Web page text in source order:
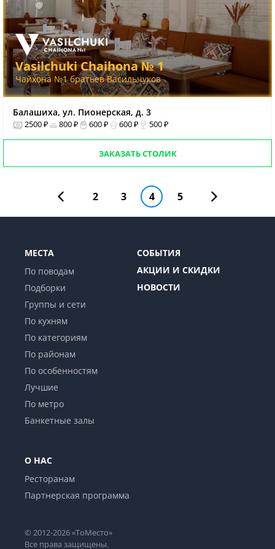
Vasilchuki Chaihona № 1
Чайхона №1 братьев Васильчуков
Балашиха, ул. Пионерская, д. 3
2500 ₽ 800 ₽ 600 ₽ 600 ₽ 500 ₽
ЗАКАЗАТЬ СТОЛИК
2 3 4 5
МЕСТА
По поводам
Подборки
Группы и сети
По кухням
По категориям
По районам
По особенностям
Лучшие
По метро
Банкетные залы
СОБЫТИЯ
АКЦИИ И СКИДКИ
НОВОСТИ
О НАС
Ресторанам
Партнерская программа
© 2012-2026 «ТоМесто»
Все права защищены.